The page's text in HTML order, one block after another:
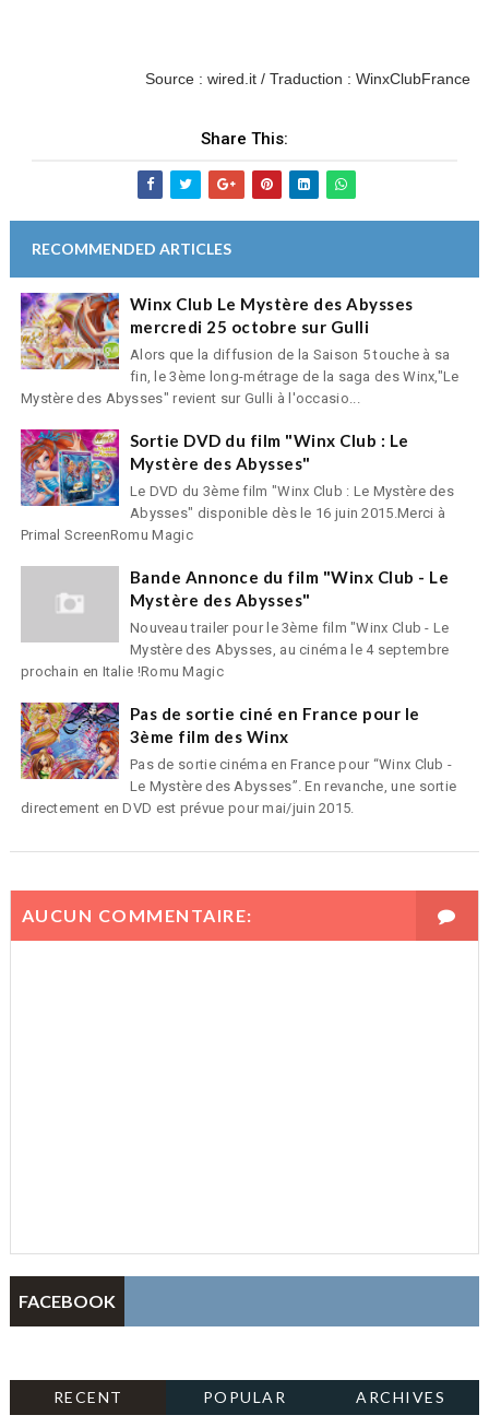
Source : wired.it / Traduction : WinxClubFrance
Share This:
RECOMMENDED ARTICLES
Winx Club Le Mystère des Abysses
mercredi 25 octobre sur Gulli
Alors que la diffusion de la Saison 5 touche à sa
fin, le 3ème long-métrage de la saga des Winx,"Le
Mystère des Abysses" revient sur Gulli à l'occasio...
Sortie DVD du film "Winx Club : Le
Mystère des Abysses"
Le DVD du 3ème film "Winx Club : Le Mystère des
Abysses" disponible dès le 16 juin 2015.Merci à
Primal ScreenRomu Magic
Bande Annonce du film "Winx Club - Le
Mystère des Abysses"
Nouveau trailer pour le 3ème film "Winx Club - Le
Mystère des Abysses, au cinéma le 4 septembre
prochain en Italie !Romu Magic
Pas de sortie ciné en France pour le
3ème film des Winx
Pas de sortie cinéma en France pour “Winx Club -
Le Mystère des Abysses”. En revanche, une sortie
directement en DVD est prévue pour mai/juin 2015.
AUCUN COMMENTAIRE:
FACEBOOK
RECENT POPULAR ARCHIVES